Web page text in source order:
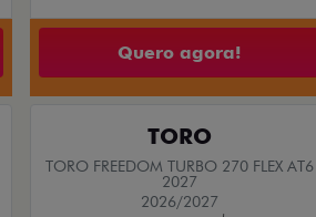
Quero agora!
TORO
TORO FREEDOM TURBO 270 FLEX AT6
2027
2026/2027